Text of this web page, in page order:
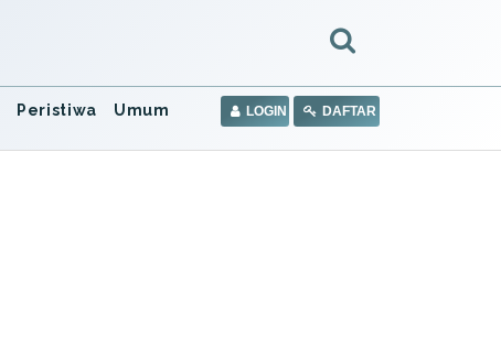
Peristiwa Umum LOGIN DAFTAR